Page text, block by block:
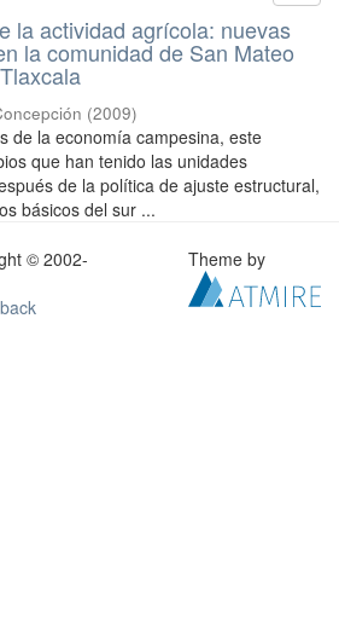
la actividad agrícola: nuevas
la comunidad de San Mateo
(2009)
de la economía campesina, este
que han tenido las unidades
de la política de ajuste estructural,
básicos del sur ...
© 2002-
Theme by